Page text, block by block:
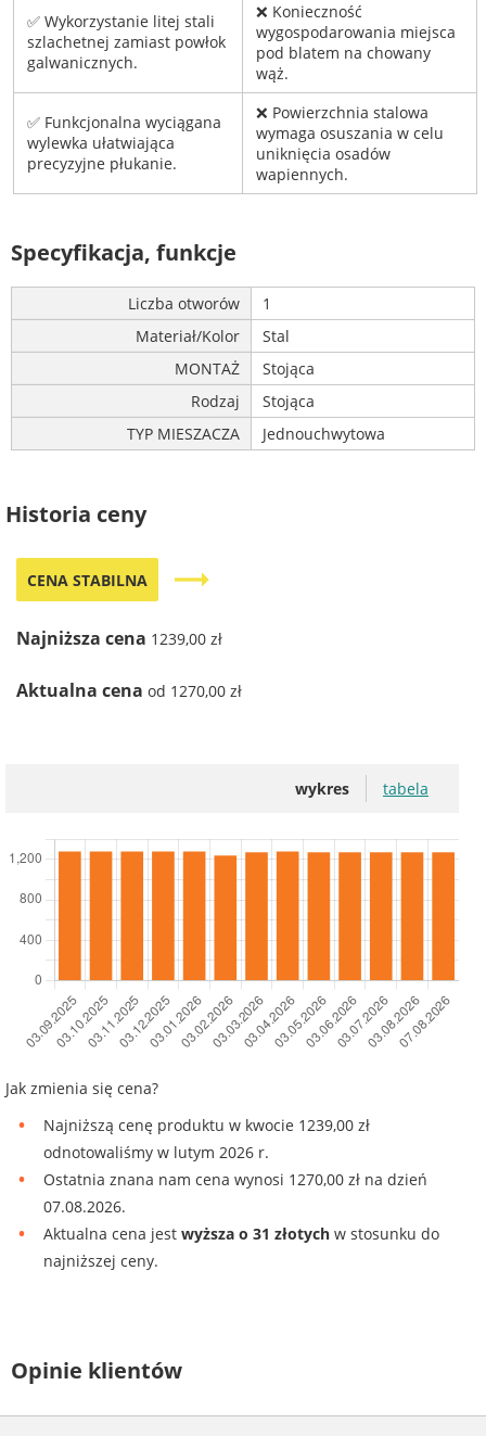
✅ Wykorzystanie litej stali
szlachetnej zamiast powłok
galwanicznych.
❌ Konieczność
wygospodarowania miejsca
pod blatem na chowany
wąż.
✅ Funkcjonalna wyciągana
wylewka ułatwiająca
precyzyjne płukanie.
❌ Powierzchnia stalowa
wymaga osuszania w celu
uniknięcia osadów
wapiennych.
Specyfikacja, funkcje
Liczba otworów
1
Materiał/Kolor
Stal
MONTAŻ
Stojąca
Rodzaj
Stojąca
TYP MIESZACZA
Jednouchwytowa
Historia ceny
CENA STABILNA trending_flat
Najniższa cena 1239,00 zł
Aktualna cena od 1270,00 zł
wykres tabela
Jak zmienia się cena?
Najniższą cenę produktu w kwocie 1239,00 zł
odnotowaliśmy w lutym 2026 r.
Ostatnia znana nam cena wynosi 1270,00 zł na dzień
07.08.2026.
Aktualna cena jest wyższa o 31 złotych w stosunku do
najniższej ceny.
Opinie klientów